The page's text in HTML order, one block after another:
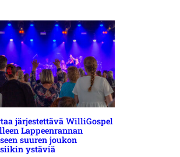
järjestettävä WilliGospel
Lappeenrannan
suuren joukon
ystäviä